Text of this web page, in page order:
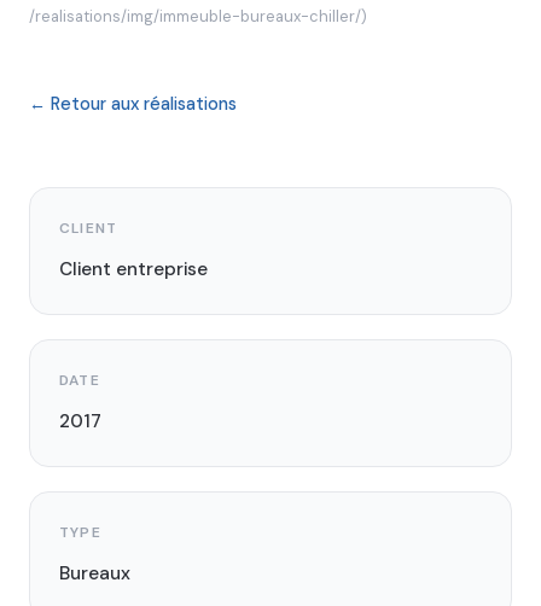
/realisations/img/immeuble-bureaux-chiller/)
← Retour aux réalisations
CLIENT
Client entreprise
DATE
2017
TYPE
Bureaux